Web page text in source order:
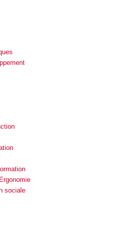
sociale